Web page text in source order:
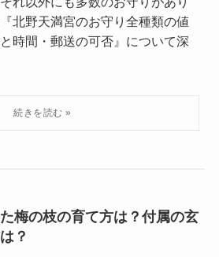
北野天満宮のお守り全種類の値
時間・郵送の可否』について深
梅の枝の育て方は？付属の玄
？